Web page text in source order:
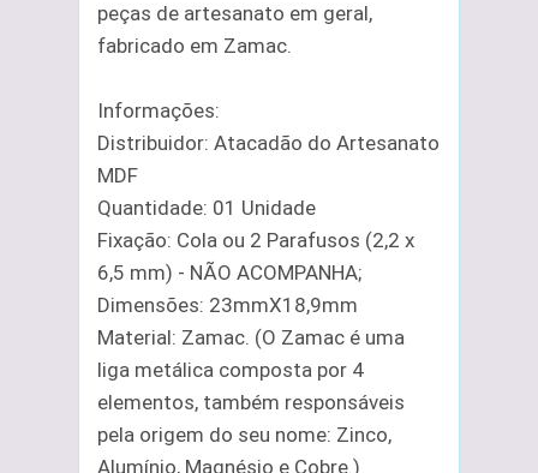
peças de artesanato em geral,
fabricado em Zamac.
Informações:
Distribuidor: Atacadão do Artesanato
MDF
Quantidade: 01 Unidade
Fixação: Cola ou 2 Parafusos (2,2 x
6,5 mm) - NÃO ACOMPANHA;
Dimensões: 23mmX18,9mm
Material: Zamac. (O Zamac é uma
liga metálica composta por 4
elementos, também responsáveis
pela origem do seu nome: Zinco,
Alumínio, Magnésio e Cobre.)